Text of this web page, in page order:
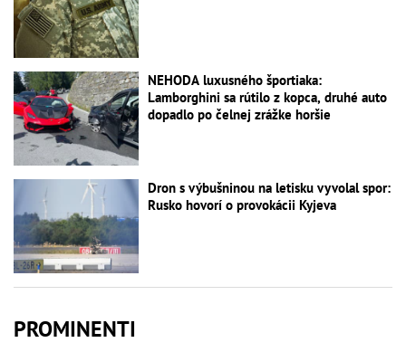
NEHODA luxusného športiaka:
Lamborghini sa rútilo z kopca, druhé auto
dopadlo po čelnej zrážke horšie
Dron s výbušninou na letisku vyvolal spor:
Rusko hovorí o provokácii Kyjeva
PROMINENTI